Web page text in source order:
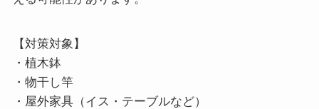
【対策対象】
・植木鉢
・物干し竿
・屋外家具（イス・テーブルなど）